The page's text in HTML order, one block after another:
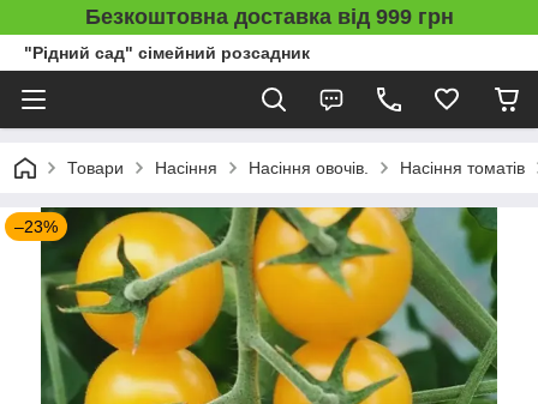
Безкоштовна доставка від 999 грн
"Рідний сад" сімейний розсадник
Товари Насіння Насіння овочів. Насіння томатів
–23%